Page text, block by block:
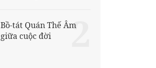
Bồ-tát Quán Thế Âm
giữa cuộc đời
2